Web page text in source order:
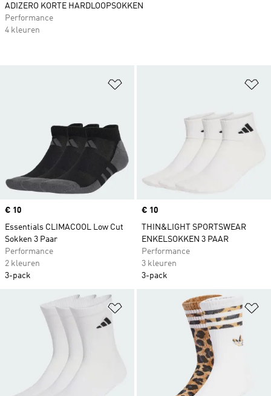
Price
€ 10
Essentials CLIMACOOL Low Cut
Sokken 3 Paar
Performance
2 kleuren
3-pack
Price
€ 10
THIN&LIGHT SPORTSWEAR
ENKELSOKKEN 3 PAAR
Performance
3 kleuren
3-pack
Op verlanglijst zetten
ADIZERO KORTE HARDLOOPSOKKEN
Performance
4 kleuren